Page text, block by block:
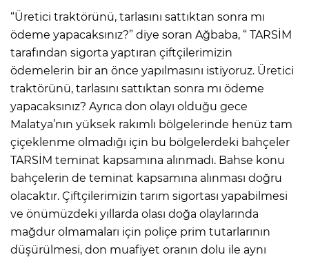
“Üretici traktörünü, tarlasını sattıktan sonra mı
ödeme yapacaksınız?” diye soran Ağbaba, “ TARSİM
tarafından sigorta yaptıran çiftçilerimizin
ödemelerin bir an önce yapılmasını istiyoruz. Üretici
traktörünü, tarlasını sattıktan sonra mı ödeme
yapacaksınız? Ayrıca don olayı olduğu gece
Malatya’nın yüksek rakımlı bölgelerinde henüz tam
çiçeklenme olmadığı için bu bölgelerdeki bahçeler
TARSİM teminat kapsamına alınmadı. Bahse konu
bahçelerin de teminat kapsamına alınması doğru
olacaktır. Çiftçilerimizin tarım sigortası yapabilmesi
ve önümüzdeki yıllarda olası doğa olaylarında
mağdur olmamaları için poliçe prim tutarlarının
düşürülmesi, don muafiyet oranın dolu ile aynı